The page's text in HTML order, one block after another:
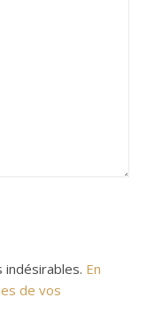
indésirables. En
de vos